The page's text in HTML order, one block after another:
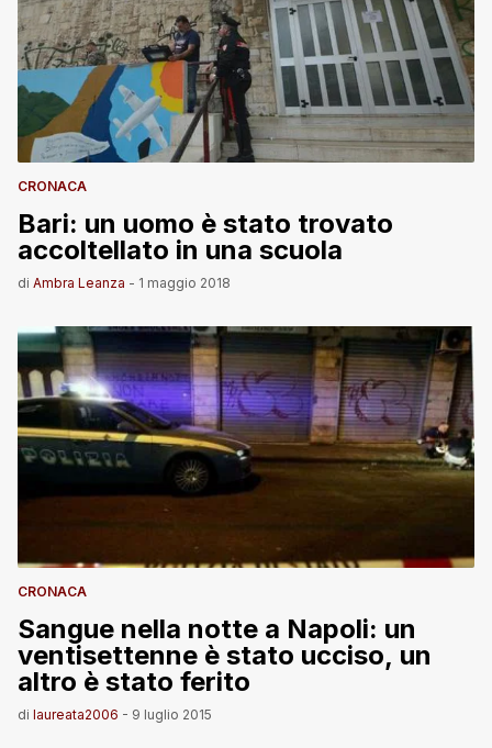
CRONACA
Bari: un uomo è stato trovato
accoltellato in una scuola
di Ambra Leanza - 1 maggio 2018
CRONACA
Sangue nella notte a Napoli: un
ventisettenne è stato ucciso, un
altro è stato ferito
di laureata2006 - 9 luglio 2015